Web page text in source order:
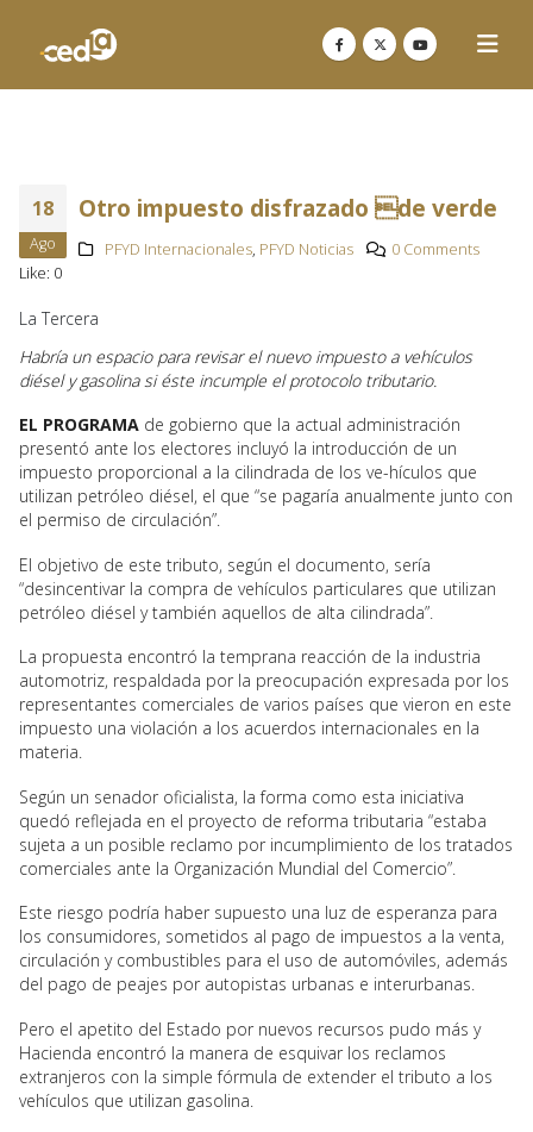
18
Ago
Otro impuesto disfrazado de verde
PFYD Internacionales, PFYD Noticias
0 Comments
Like: 0
La Tercera
Habría un espacio para revisar el nuevo impuesto a vehículos
diésel y gasolina si éste incumple el protocolo tributario.
EL PROGRAMA de gobierno que la actual administración
presentó ante los electores incluyó la introducción de un
impuesto proporcional a la cilindrada de los ve-hículos que
utilizan petróleo diésel, el que “se pagaría anualmente junto con
el permiso de circulación”.
El objetivo de este tributo, según el documento, sería
“desincentivar la compra de vehículos particulares que utilizan
petróleo diésel y también aquellos de alta cilindrada”.
La propuesta encontró la temprana reacción de la industria
automotriz, respaldada por la preocupación expresada por los
representantes comerciales de varios países que vieron en este
impuesto una violación a los acuerdos internacionales en la
materia.
Según un senador oficialista, la forma como esta iniciativa
quedó reflejada en el proyecto de reforma tributaria “estaba
sujeta a un posible reclamo por incumplimiento de los tratados
comerciales ante la Organización Mundial del Comercio”.
Este riesgo podría haber supuesto una luz de esperanza para
los consumidores, sometidos al pago de impuestos a la venta,
circulación y combustibles para el uso de automóviles, además
del pago de peajes por autopistas urbanas e interurbanas.
Pero el apetito del Estado por nuevos recursos pudo más y
Hacienda encontró la manera de esquivar los reclamos
extranjeros con la simple fórmula de extender el tributo a los
vehículos que utilizan gasolina.